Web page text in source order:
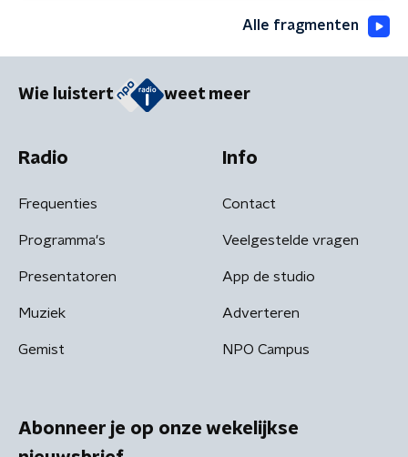
Alle fragmenten
Wie luistert weet meer
Radio
Frequenties
Programma's
Presentatoren
Muziek
Gemist
Info
Contact
Veelgestelde vragen
App de studio
Adverteren
NPO Campus
Abonneer je op onze wekelijkse